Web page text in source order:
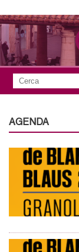
m
F
r
d
AGENDA